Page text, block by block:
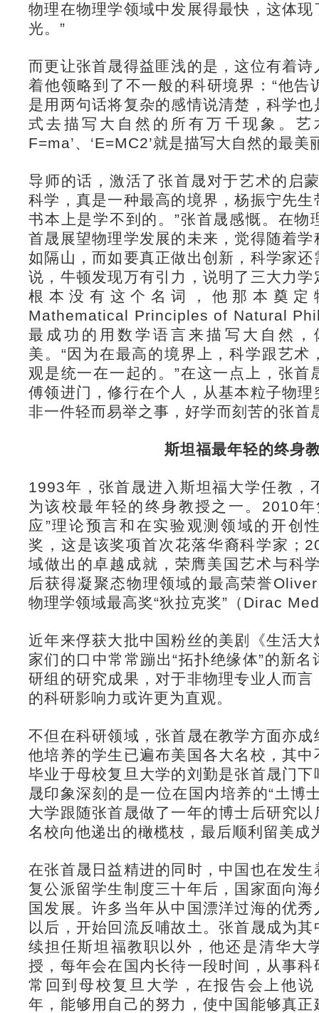
物理在物理学领域中发展得最快，这体
光。”
而更让张首晟得益匪浅的是，这位有着
着他领略到了不一般的科研境界：“他告
是用两句话将复杂的感情说清楚，科学
式去描写大自然的所有万千现象。
F=ma’、‘E=MC2’就是描写大自然的最美
导师的话，激活了张首晟对于艺术的启
科学，真是一种最高的境界，杨振宁先
书本上是学不到的。”张首晟感慨。在物
首晟展望物理学发展的未来，觉得随着
如隔山，而如要真正做出创新，科学家
说，牛顿发现万有引力，说明了三大力
根本没有这个名词，他那本奠定
Mathematical Principles of Natural
最成功的用数学语言来描写大自然
美。“因为在最高的境界上，科学跟艺术
观是统一在一起的。”在这一点上，张首
傅领进门，修行在个人，从基本粒子物
非一件轻而易举之事，好学而刻苦的张首
斯坦福最年轻的终身
1993年，张首晟进入斯坦福大学任教，
为该校最年轻的终身教授之一。2010
应”理论预言和在实验观测领域的开创
奖，这是该奖项首次花落华裔科学家；
域做出的卓越成就，荣膺美国艺术与科
后获得凝聚态物理领域的最高荣誉
物理学领域最高奖“狄拉克奖”（Dirac
近年来俘获大批中国粉丝的美剧《生活
家们的口中常常蹦出“拓扑绝缘体”的新
研组的研究成果，对于非物理专业人而
的科研影响力或许更为直观。
不但在科研领域，张首晟在教学方面亦
他培养的学生已遍布美国各大名校，其
毕业于母校复旦大学的刘勤是张首晟门
晟印象深刻的是一位在国内培养的“土博
大学跟随张首晟做了一年的博士后研究
名校向他递出的橄榄枝，最后顺利留美成
在张首晟日益精进的同时，中国也在发
复公派留学生制度三十年后，国家面向
国发展。许多当年从中国漂洋过海的优
以后，开始回流反哺故土。张首晟成为
续担任斯坦福教职以外，他还是清华大
授，每年会在国内长待一段时间，从事
常回到母校复旦大学，在报告会上他
年，能够用自己的努力，使中国能够真